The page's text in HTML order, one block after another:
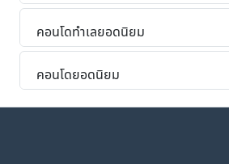
คอนโดทำเลยอดนิยม
คอนโดยอดนิยม